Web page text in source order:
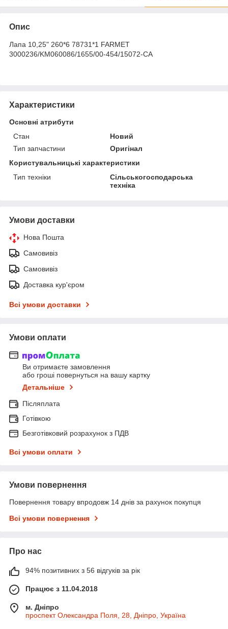
Опис
Лапа 10,25" 260*6 78731*1 FARMET
3000236/KM060086/1655/00-454/15072-CA
Характеристики
Основні атрибути
Стан
Новий
Тип запчастини
Оригінал
Користувальницькі характеристики
Тип техніки
Сільськогосподарська
техніка
Умови доставки
Нова Пошта
Самовивіз
Самовивіз
Доставка кур'єром
Всі умови доставки
Умови оплати
Ви отримаєте замовлення
або гроші повернуться на вашу картку
Детальніше
Післяплата
Готівкою
Безготівковий розрахунок з ПДВ
Всі умови оплати
Умови повернення
Повернення товару впродовж 14 днів за рахунок покупця
Всі умови повернення
Про нас
94% позитивних з 56 відгуків за рік
Працює з 11.04.2018
м. Дніпро
проспект Олександра Поля, 28, Дніпро, Україна